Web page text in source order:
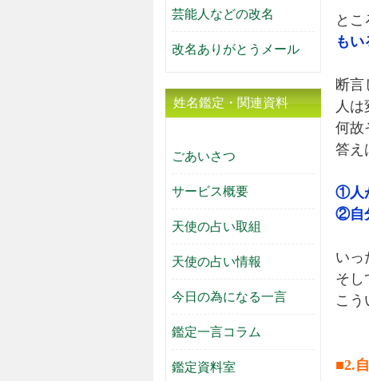
とこ
もい
断言
人は
何故
答え
①人
②自
いっ
そし
こう
■2.
芸能人などの改名
改名ありがとうメール
姓名鑑定・関連資料
ごあいさつ
サービス概要
天使の占い取組
天使の占い情報
今日の為になる一言
鑑定一言コラム
鑑定資料室